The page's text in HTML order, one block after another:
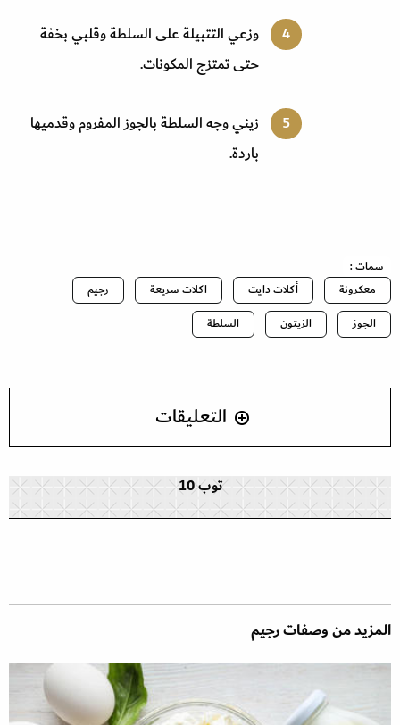
وزعي التتبيلة على السلطة وقلبي بخفة
حتى تمتزج المكونات.
زيني وجه السلطة بالجوز المفروم وقدميها
باردة.
سمات :
معكرونة
أكلات دايت اكلات سريعة
رجيم
الجوز
الزيتون السلطة
التعليقات
توب 10
المزيد من وصفات رجيم